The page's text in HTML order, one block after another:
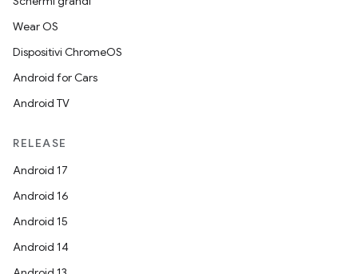
Wear OS
Dispositivi ChromeOS
Android for Cars
Android TV
RELEASE
Android 17
Android 16
Android 15
Android 14